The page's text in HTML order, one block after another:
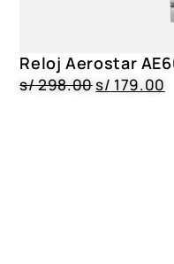
Reloj Aerostar
s/298.00s/ 179.00